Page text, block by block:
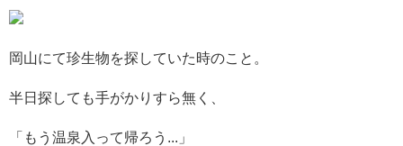
岡山にて珍生物を探していた時のこと。
半日探しても手がかりすら無く、
「もう温泉入って帰ろう...」